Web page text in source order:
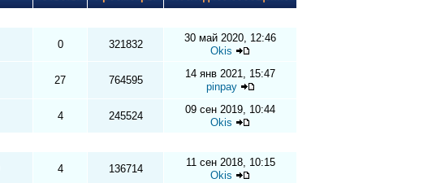
0 321832
30 май 2020, 12:46
Okis
27 764595
14 янв 2021, 15:47
pinpay
4 245524
09 сен 2019, 10:44
Okis
4 136714
11 сен 2018, 10:15
Okis